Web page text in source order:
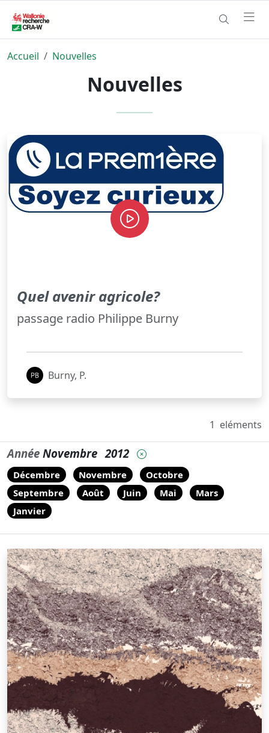
Accueil Nouvelles
Nouvelles
Quel avenir agricole?
passage radio Philippe Burny
Burny, P.
1 eléments
Année Novembre 2012
Décembre Novembre
Octobre
Septembre
Août Juin Mai
Mars
Janvier